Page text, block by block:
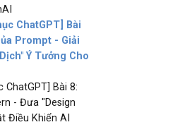
ChatGPT] Bài
Prompt - Giải
Ý Tưởng Cho
ChatGPT] Bài 8:
- Đưa "Design
Điều Khiển AI